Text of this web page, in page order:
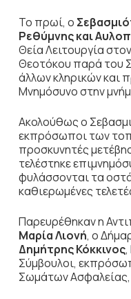
Το πρωί, ο
Ρεθύμνης και
Θεία Λειτουργία
Θεοτόκου παρά του
άλλων κληρικών και
Μνημόσυνο στην
Ακολούθως ο
εκπρόσωποι των
προσκυνητές
τελέστηκε
φυλάσσονται τα
καθιερωμένες
Παρευρέθηκαν η
Μαρία Λιονή, ο
Δημήτρης Κόκκινος,
Σύμβουλοι,
Σωμάτων